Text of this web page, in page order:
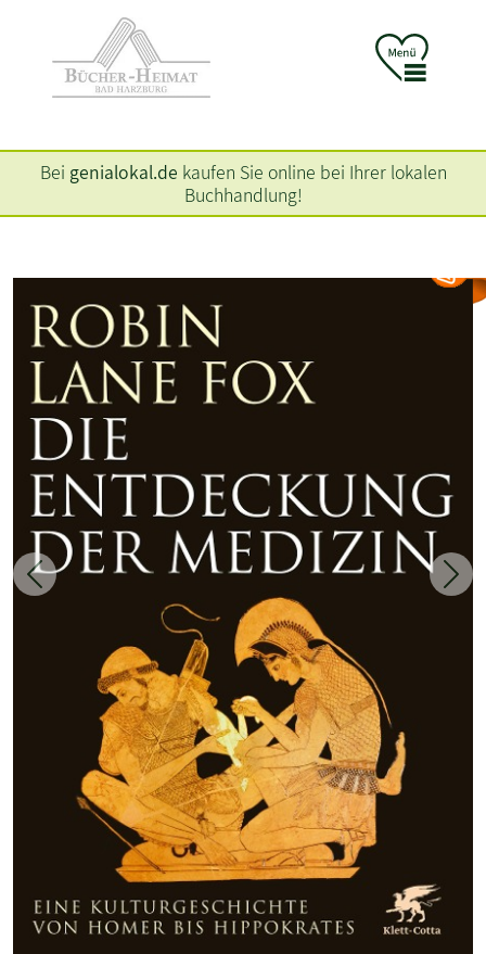
Bei genialokal.de kaufen Sie online bei Ihrer lokalen
Buchhandlung!
Zurück